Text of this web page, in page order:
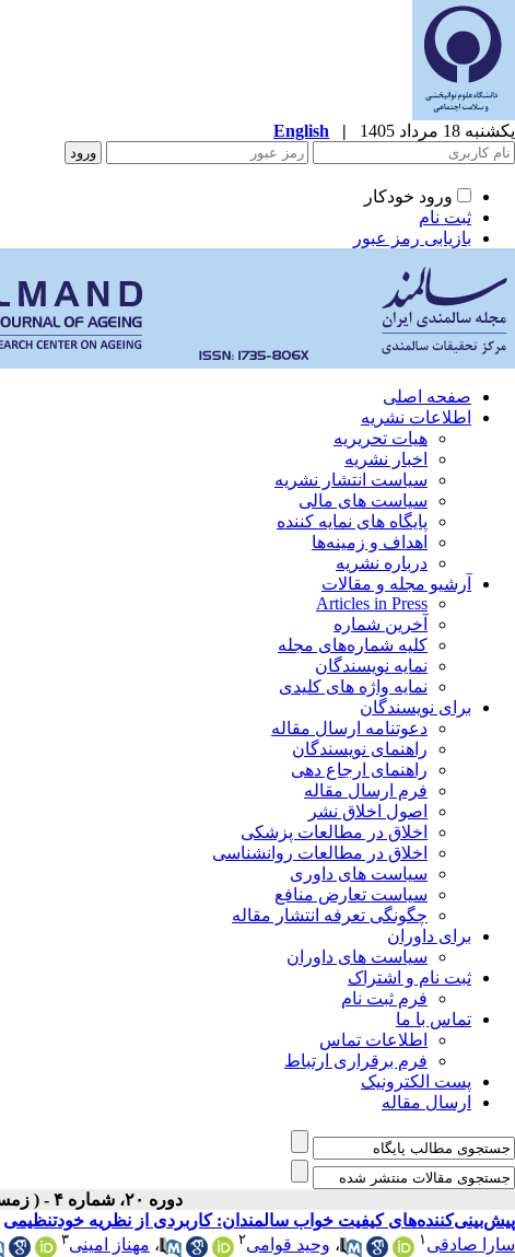
یکشنبه 18 مرداد 1405 |
English
ورود خودکار
ثبت نام
بازیابی رمز عبور
صفحه اصلی
اطلاعات نشریه
هیات تحریریه
اخبار نشریه
سیاست انتشار نشریه
سیاست های مالی
پایگاه های نمایه کننده
اهداف و زمینه‌ها
درباره نشریه
آرشیو مجله و مقالات
Articles in Press
آخرین شماره
کلیه شماره‌های مجله
نمایه نویسندگان
نمایه واژه های کلیدی
برای نویسندگان
دعوتنامه ارسال مقاله
راهنمای نویسندگان
راهنمای ارجاع دهی
فرم ارسال مقاله
اصول اخلاق نشر
اخلاق در مطالعات پزشکی
اخلاق در مطالعات روانشناسی
سیاست های داوری
سیاست تعارض منافع
چگونگی تعرفه انتشار مقاله
برای داوران
سیاست های داوران
ثبت نام و اشتراک
فرم ثبت نام
تماس با ما
اطلاعات تماس
فرم برقراری ارتباط
پست الکترونیک
ارسال مقاله
دوره ۲۰، شماره ۴ - ( زمستان ۱۴۰۴ )
پیش‌بینی‌کننده‌های کیفیت خواب سالمندان: کاربردی از نظریه خودتنظیمی
سارا صادقی ۱ ، وحید قوامی۲ ، مهناز امینی۳